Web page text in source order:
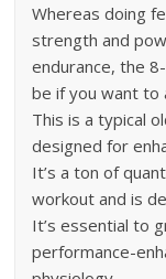
Whereas doing
strength and
endurance, the
be if you want to
This is a typical
designed for
It’s a ton of
workout and is
It’s essential to
performance-